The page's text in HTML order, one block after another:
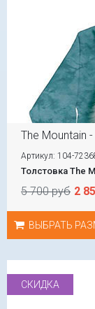
The Mountain
Артикул: 104-
Толстовка The
5 700 руб 2
ВЫБРАТЬ
СКИДКА